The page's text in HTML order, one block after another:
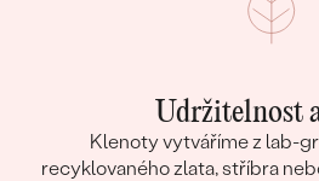
Udržitelnost
Klenoty vytváříme z lab-
recyklovaného zlata, stříbra